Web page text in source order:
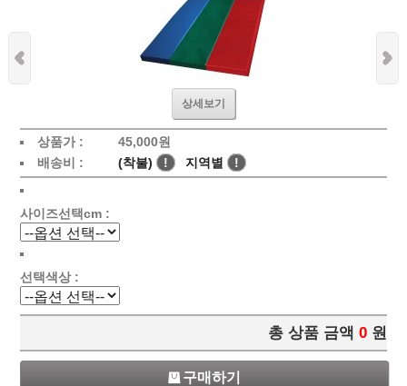
상세보기
상품가 : 45,000원
배송비 :
(착불) ! 지역별 !
사이즈선택cm :
선택색상 :
총 상품 금액 0 원
구매하기